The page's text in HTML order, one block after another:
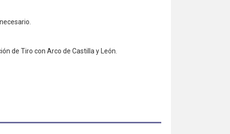
de Tiro con Arco de Castilla y León.